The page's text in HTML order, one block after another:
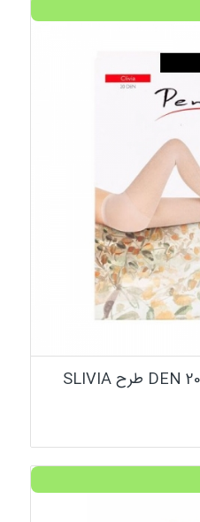
جوراب شلواری زنانه پنتی 20 DEN طرح SLIVIA